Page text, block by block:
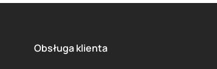
Obsługa klienta